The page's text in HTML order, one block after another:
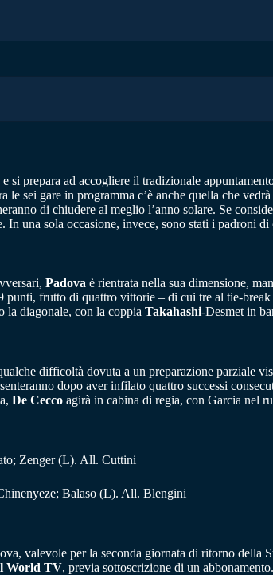
si prepara ad accogliere il tradizionale
sei gare in programma c’è anche quella che
di chiudere al meglio l’anno solare. Se
una sola occasione, invece, sono stati i padroni di
Padova è rientrata nella sua dimensione,
frutto di quattro vittorie – di cui tre al tie-
la diagonale, con la coppia Takahashi-Desmet in
difficoltà dovuta a un preparazione parziale
dopo aver infilato quattro successi
De Cecco agirà in cabina di regia, con Garcia nel
Zenger (L). All. Cuttini
Balaso (L). All. Blengini
valevole per la seconda giornata di ritorno della
World TV, previa sottoscrizione di un abbonamento.